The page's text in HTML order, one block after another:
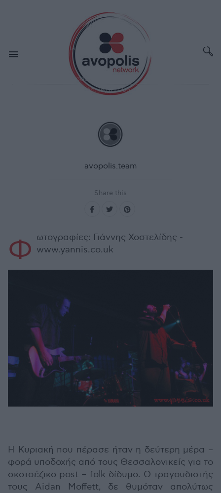
ΙΑΝ 18,2005
Arab Strap
Μύλος, Θεσσαλονίκη
Ημερομηνία διεξαγωγής: 16/1/2005
avopolis.team
Share this
Φ ωτογραφίες: Γιάννης Χοστελίδης -
www.yannis.co.uk
Η Κυριακή που πέρασε ήταν η δεύτερη μέρα –
φορά υποδοχής από τους Θεσσαλονικείς για το
σκοτσέζικο post – folk δίδυμο. Ο τραγουδιστής
τους Aidan Moffett, δε θυμόταν απολύτως